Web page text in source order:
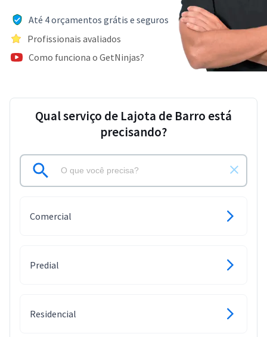
Até 4 orçamentos grátis e seguros
Profissionais avaliados
Como funciona o GetNinjas?
Qual serviço de Lajota de Barro está
precisando?
Comercial
Predial
Residencial